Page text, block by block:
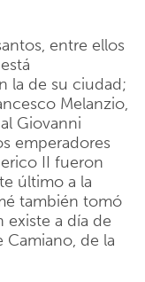
entre ellos
la de su ciudad;
Melanzio,
Giovanni
emperadores
II fueron
último a la
también tomó
existe a día de
de la